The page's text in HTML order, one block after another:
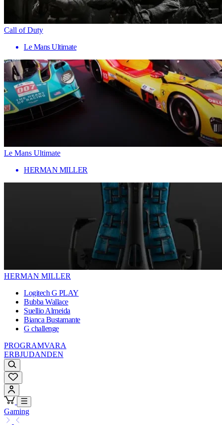
Call of Duty
Le Mans Ultimate
Le Mans Ultimate
HERMAN MILLER
HERMAN MILLER
Logitech G PLAY
Bubba Wallace
Suellio Almeida
Bianca Bustamante
G challenge
PROGRAMVARA
ERBJUDANDEN
Gaming